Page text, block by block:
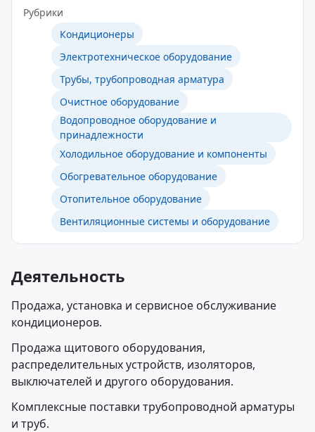
Рубрики
Кондиционеры
Электротехническое оборудование
Трубы, трубопроводная арматура
Очистное оборудование
Водопроводное оборудование и
принадлежности
Холодильное оборудование и компоненты
Обогревательное оборудование
Отопительное оборудование
Вентиляционные системы и оборудование
Деятельность
Продажа, установка и сервисное обслуживание
кондиционеров.
Продажа щитового оборудования,
распределительных устройств, изоляторов,
выключателей и другого оборудования.
Комплексные поставки трубопроводной арматуры
и труб.